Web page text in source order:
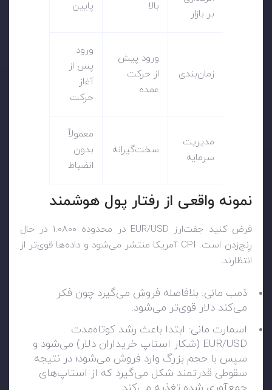
بر بازار
بالا پایین
زمان‌بندی
ورود پیش
از حرکت
عمده
ورود
پس از
آغاز
حرکت
مدیریت
سرمایه
سخت‌گیرانه
معمولاً
بدون
انضباط
نمونه واقعی از رفتار پول هوشمند
فرض کنید جفت‌ارز EUR/USD در محدوده ۱.۰۸۰۰ در حال
رِنج‌زدن است. CPI آمریکا منتشر می‌شود و داده‌ها قوی‌تر از
انتظارند.
دَمب مانی: بلافاصله فروش می‌گیرد چون فکر
می‌کند دلار قوی‌تر می‌شود.
اسمارت مانی: ابتدا باعث رشد کوتاه‌مدت
EUR/USD (شکار استاپ خریداران دلار) می‌شود و
سپس با حجم بزرگ وارد فروش می‌شود؛ در نتیجه
سقوطی قدرتمند شکل می‌گیرد که از استاپ‌های